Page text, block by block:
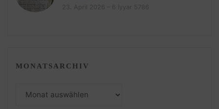
MONATSARCHIV
Monatsarchiv